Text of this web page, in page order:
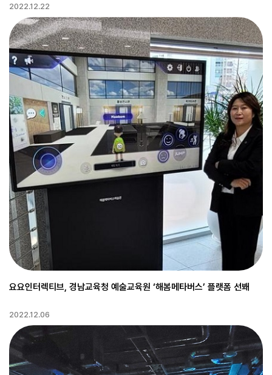
2022.12.22
요요인터렉티브, 경남교육청 예술교육원 ‘해봄메타버스’ 플랫폼 선봬
2022.12.06